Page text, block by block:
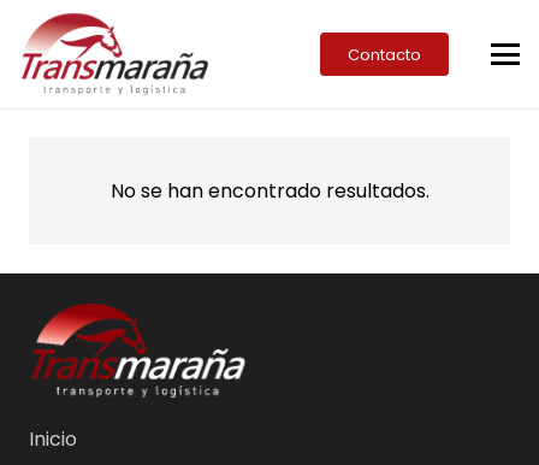
Contacto
No se han encontrado resultados.
Inicio